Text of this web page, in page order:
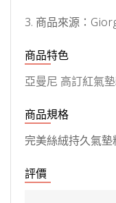
3. 商品來源：
商品特色
亞曼尼 高訂紅氣
商品規格
完美絲絨持久氣墊
評價